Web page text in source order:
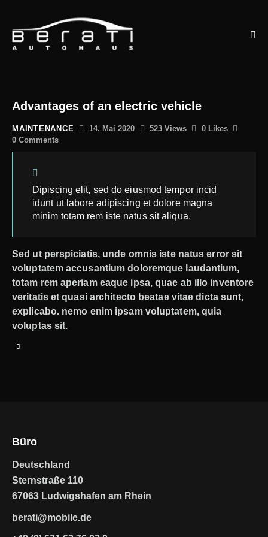
Advantages of an electric vehicle
MAINTENANCE 14. Mai 2020 523 Views 0 Likes
0 Comments
Dipiscing elit, sed do eiusmod tempor incid
idunt ut labore adipiscing et dolore magna
minim totam rem iste natus sit aliqua.
Sed ut perspiciatis, unde omnis iste natus error sit
voluptatem accusantium doloremque laudantium,
totam rem aperiam eaque ipsa, quae ab illo inventore
veritatis et quasi architecto beatae vitae dicta sunt,
explicabo. nemo enim ipsam voluptatem, quia
voluptas sit.
Büro
Deutschland
Sternstraße 110
67063 Ludwigshafen am Rhein
berati@mobile.de